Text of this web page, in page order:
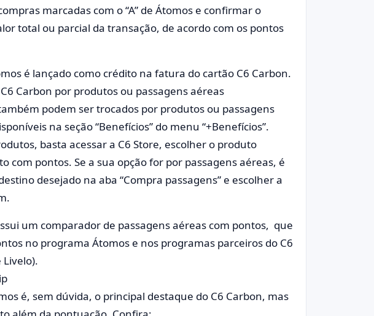
marcadas com o “A” de Átomos e confirmar o
total ou parcial da transação, de acordo com os pontos
é lançado como crédito na fatura do cartão C6 Carbon.
Carbon por produtos ou passagens aéreas
podem ser trocados por produtos ou passagens
na seção “Benefícios” do menu “+Benefícios”.
basta acessar a C6 Store, escolher o produto
com pontos. Se a sua opção for por passagens aéreas, é
desejado na aba “Compra passagens” e escolher a
um comparador de passagens aéreas com pontos, que
no programa Átomos e nos programas parceiros do C6
Livelo).
é, sem dúvida, o principal destaque do C6 Carbon, mas